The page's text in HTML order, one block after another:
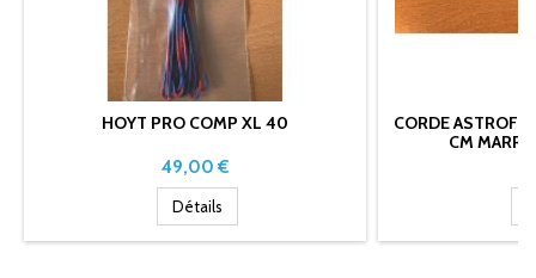
HOYT PRO COMP XL 40
Prix
49,00 €
Détails
CORDE
CM